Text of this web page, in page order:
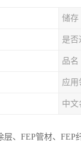
储存
是否
品名
应用
中文
层、FEP管材、